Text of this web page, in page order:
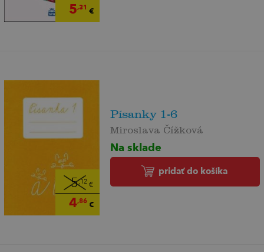
5,31 €
5,12€
4,86€
Písanky 1-6
Miroslava Čížková
Na sklade
pridať do košíka